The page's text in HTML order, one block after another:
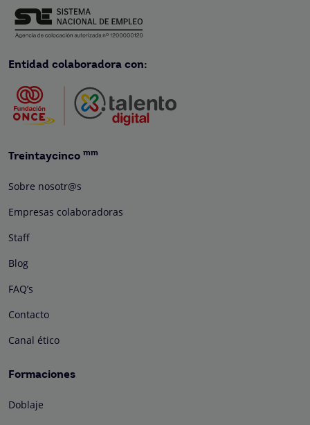
Entidad colaboradora con:
Treintaycinco mm
Sobre nosotr@s
Empresas colaboradoras
Staff
Blog
FAQ’s
Contacto
Canal ético
Formaciones
Doblaje